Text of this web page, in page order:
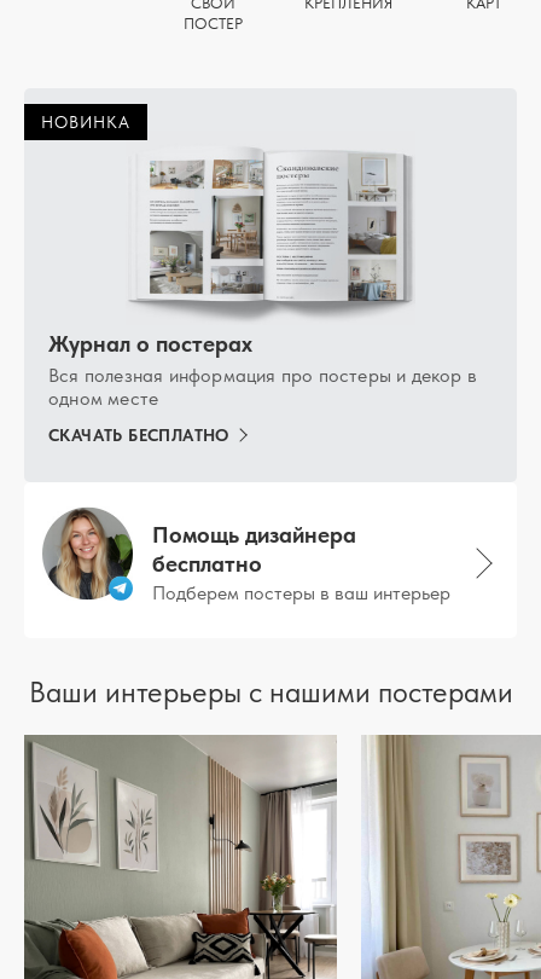
ПОСТЕР
НОВИНКА
Журнал о постерах
Вся полезная информация про постеры и декор в
одном месте
СКАЧАТЬ БЕСПЛАТНО
Помощь дизайнера
бесплатно
Подберем постеры в ваш интерьер
Ваши интерьеры с нашими постерами